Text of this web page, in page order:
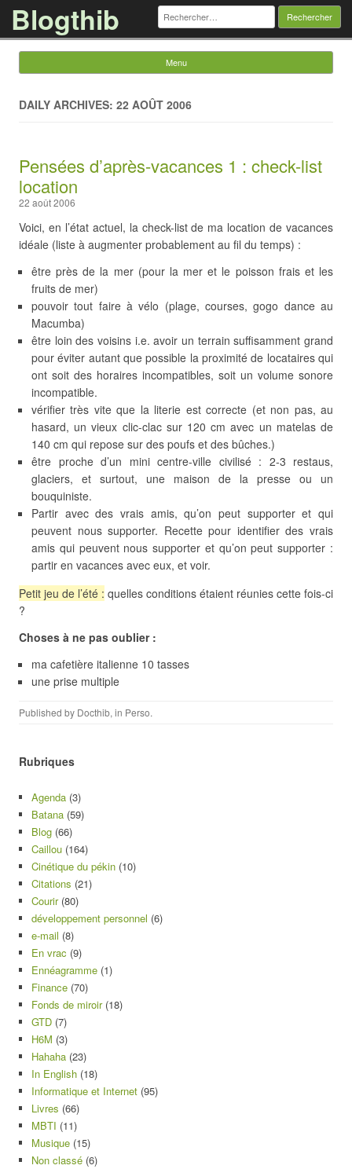
Blogthib Rechercher :
Menu
DAILY ARCHIVES: 22 AOÛT 2006
Pensées d’après-vacances 1 : check-list
location
22 août 2006
Voici, en l’état actuel, la check-list de ma location de vacances
idéale (liste à augmenter probablement au fil du temps) :
être près de la mer (pour la mer et le poisson frais et les
fruits de mer)
pouvoir tout faire à vélo (plage, courses, gogo dance au
Macumba)
être loin des voisins i.e. avoir un terrain suffisamment grand
pour éviter autant que possible la proximité de locataires qui
ont soit des horaires incompatibles, soit un volume sonore
incompatible.
vérifier très vite que la literie est correcte (et non pas, au
hasard, un vieux clic-clac sur 120 cm avec un matelas de
140 cm qui repose sur des poufs et des bûches.)
être proche d’un mini centre-ville civilisé : 2-3 restaus,
glaciers, et surtout, une maison de la presse ou un
bouquiniste.
Partir avec des vrais amis, qu’on peut supporter et qui
peuvent nous supporter. Recette pour identifier des vrais
amis qui peuvent nous supporter et qu’on peut supporter :
partir en vacances avec eux, et voir.
Petit jeu de l’été : quelles conditions étaient réunies cette fois-ci
?
Choses à ne pas oublier :
ma cafetière italienne 10 tasses
une prise multiple
Published by Docthib, in Perso.
Rubriques
Agenda (3)
Batana (59)
Blog (66)
Caillou (164)
Cinétique du pékin (10)
Citations (21)
Courir(80)
développement personnel (6)
e-mail (8)
En vrac (9)
Ennéagramme (1)
Finance (70)
Fonds de miroir(18)
GTD (7)
H6M (3)
Hahaha (23)
In English (18)
Informatique et Internet (95)
Livres (66)
MBTI (11)
Musique (15)
Non classé (6)